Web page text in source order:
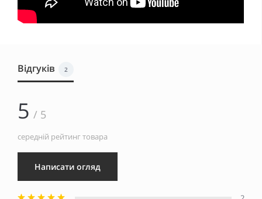
Відгуків 2
5 / 5
середній рейтинг товара
Написати огляд